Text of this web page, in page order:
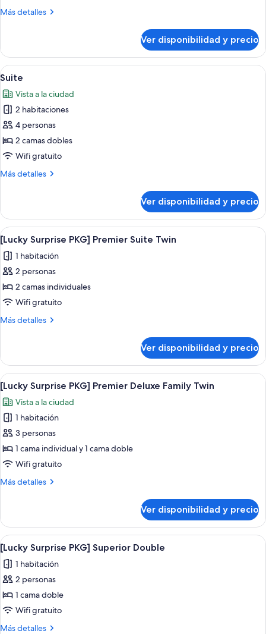
2
Más detalles
Más
familiar
con
2
individuales
Ver disponibilidad y precio
Ver
todas
las
fotos
de
Suite
Una cama bien hecha con ropa
9
Suite
Vista a la ciudad
2 habitaciones
4 personas
2 camas dobles
Wifi gratuito
Más detalles
Más
Ver disponibilidad y precio
Ver
todas
las
fotos
de
[Lucky
Surprise
Suite
Twin
Una habitación de hotel con cama,
7
[Lucky Surprise PKG] Premier Suite Twin
1 habitación
2 personas
2 camas individuales
Wifi gratuito
Más detalles
Más
Surprise
PKG]
Premier
Suite
Twin
Ver disponibilidad y precio
Ver
todas
las
fotos
de
[Lucky
Surprise
Premier
Twin
Una habitación de hotel con cama,
7
[Lucky Surprise PKG] Premier Deluxe Family Twin
Vista a la ciudad
1 habitación
3 personas
1 cama individual y 1 cama doble
Wifi gratuito
Más detalles
Más
Surprise
PKG]
Premier
Deluxe
Family
Twin
Ver disponibilidad y precio
Ver
todas
las
fotos
de
[Lucky
Surprise
Una habitación de hotel con cama,
8
[Lucky Surprise PKG] Superior Double
1 habitación
2 personas
1 cama doble
Wifi gratuito
Más detalles
Más